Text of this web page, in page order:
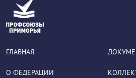
ГЛАВНАЯ
О ФЕДЕРАЦИИ